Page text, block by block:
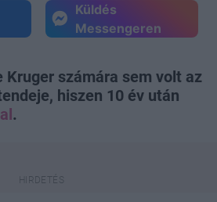
Küldés
Messengeren
Kruger számára sem volt az
hiszen 10 év után
.